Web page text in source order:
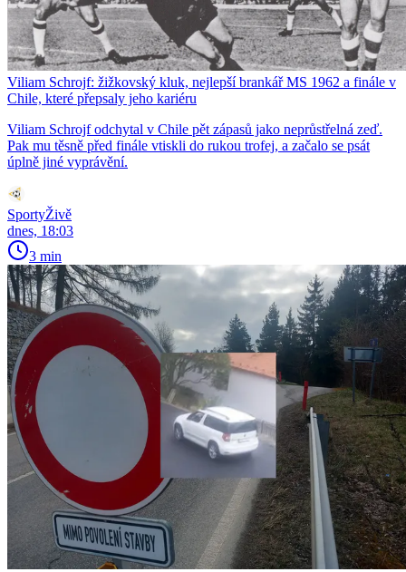
Viliam Schrojf: žižkovský kluk, nejlepší brankář MS 1962 a finále v
Chile, které přepsaly jeho kariéru
Viliam Schrojf odchytal v Chile pět zápasů jako neprůstřelná zeď.
Pak mu těsně před finále vtiskli do rukou trofej, a začalo se psát
úplně jiné vyprávění.
SportyŽivě
dnes, 18:03
3 min